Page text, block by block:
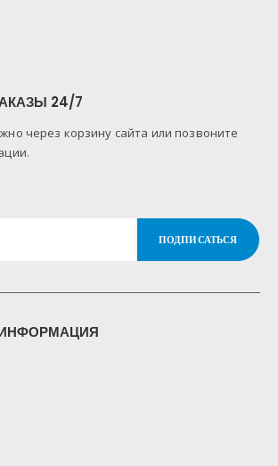
24/7
через корзину сайта или позвоните